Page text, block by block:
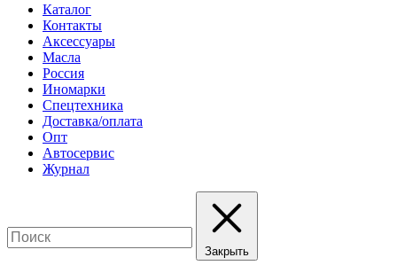
Каталог
Контакты
Аксессуары
Масла
Россия
Иномарки
Спецтехника
Доставка/оплата
Опт
Автосервис
Журнал
Закрыть